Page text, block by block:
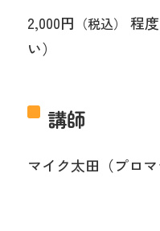
2,000円 （税込）
程
い）
講師
マイク太田（プロ